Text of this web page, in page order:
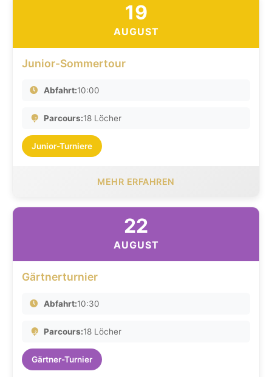
19
AUGUST
Junior-Sommertour
Abfahrt:10:00
Parcours:18 Löcher
Junior-Turniere
MEHR ERFAHREN
22
AUGUST
Gärtnerturnier
Abfahrt:10:30
Parcours:18 Löcher
Gärtner-Turnier